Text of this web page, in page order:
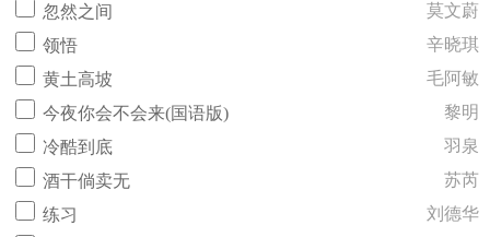
忽然之间
莫文蔚
领悟
辛晓琪
黄土高坡
毛阿敏
今夜你会不会来(国语版)
黎明
冷酷到底
羽泉
酒干倘卖无
苏芮
练习
刘德华